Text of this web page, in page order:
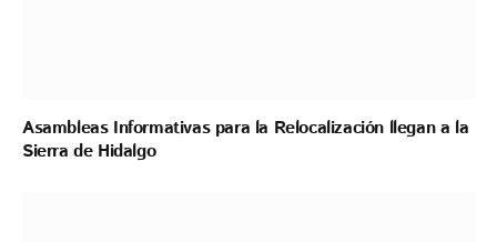
Asambleas Informativas para la Relocalización llegan a la
Sierra de Hidalgo